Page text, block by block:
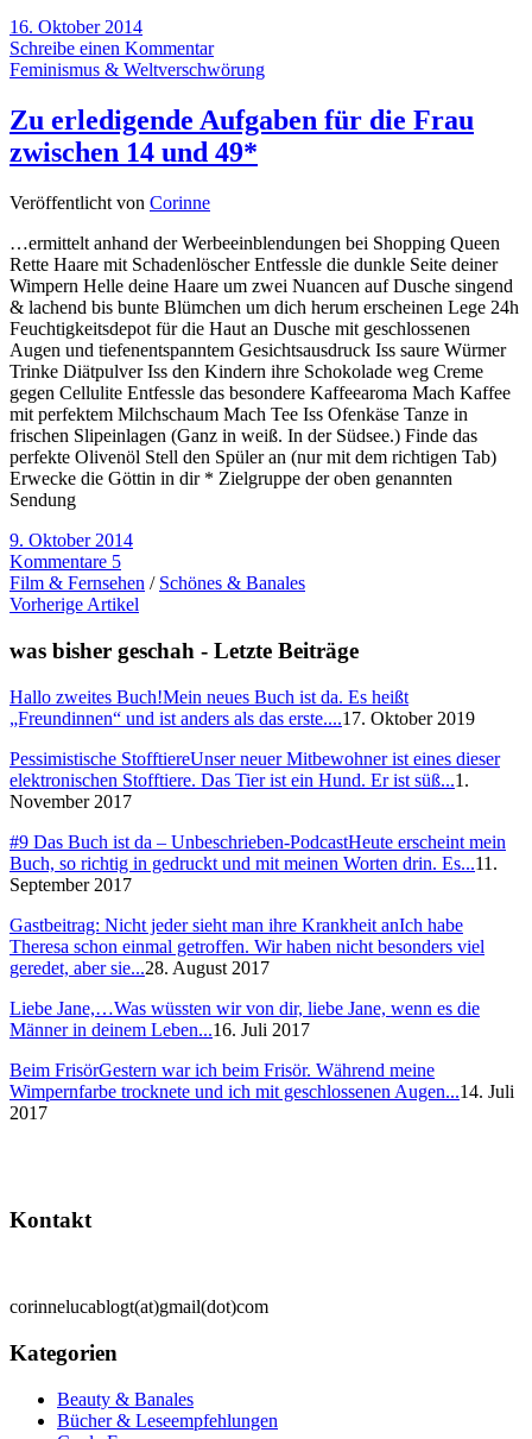
16. Oktober 2014
Schreibe einen Kommentar
Feminismus & Weltverschwörung
Zu erledigende Aufgaben für die Frau
zwischen 14 und 49*
Veröffentlicht von Corinne
…ermittelt anhand der Werbeeinblendungen bei Shopping Queen
Rette Haare mit Schadenlöscher Entfessle die dunkle Seite deiner
Wimpern Helle deine Haare um zwei Nuancen auf Dusche singend
& lachend bis bunte Blümchen um dich herum erscheinen Lege 24h
Feuchtigkeitsdepot für die Haut an Dusche mit geschlossenen
Augen und tiefenentspanntem Gesichtsausdruck Iss saure Würmer
Trinke Diätpulver Iss den Kindern ihre Schokolade weg Creme
gegen Cellulite Entfessle das besondere Kaffeearoma Mach Kaffee
mit perfektem Milchschaum Mach Tee Iss Ofenkäse Tanze in
frischen Slipeinlagen (Ganz in weiß. In der Südsee.) Finde das
perfekte Olivenöl Stell den Spüler an (nur mit dem richtigen Tab)
Erwecke die Göttin in dir * Zielgruppe der oben genannten
Sendung
9. Oktober 2014
Kommentare 5
Film & Fernsehen / Schönes & Banales
Vorherige Artikel
was bisher geschah - Letzte Beiträge
Hallo zweites Buch!Mein neues Buch ist da. Es heißt
„Freundinnen“ und ist anders als das erste....17. Oktober 2019
Pessimistische StofftiereUnser neuer Mitbewohner ist eines dieser
elektronischen Stofftiere. Das Tier ist ein Hund. Er ist süß...1.
November 2017
#9 Das Buch ist da – Unbeschrieben-PodcastHeute erscheint mein
Buch, so richtig in gedruckt und mit meinen Worten drin. Es...11.
September 2017
Gastbeitrag: Nicht jeder sieht man ihre Krankheit anIch habe
Theresa schon einmal getroffen. Wir haben nicht besonders viel
geredet, aber sie...28. August 2017
Liebe Jane,…Was wüssten wir von dir, liebe Jane, wenn es die
Männer in deinem Leben...16. Juli 2017
Beim FrisörGestern war ich beim Frisör. Während meine
Wimpernfarbe trocknete und ich mit geschlossenen Augen...14. Juli
2017
Kontakt
corinnelucablogt(at)gmail(dot)com
Kategorien
Beauty & Banales
Bücher & Leseempfehlungen